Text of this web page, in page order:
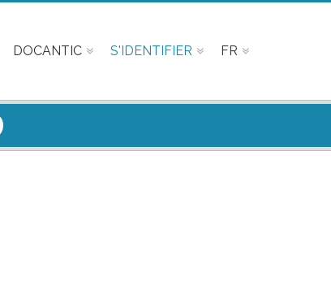
DOCANTIC S'IDENTIFIER FR